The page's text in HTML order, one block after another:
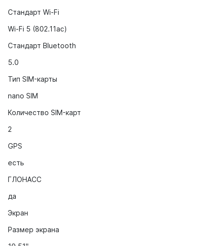
Стандарт Wi-Fi
Wi-Fi 5 (802.11ac)
Стандарт Bluetooth
5.0
Тип SIM-карты
nano SIM
Количество SIM-карт
2
GPS
есть
ГЛОНАСС
да
Экран
Размер экрана